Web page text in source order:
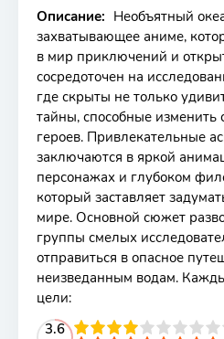
Описание: Необъятный
захватывающее аниме,
в мир приключений и
сосредоточен на
где скрыты не только
тайны, способные изменить
героев. Привлекательные
заключаются в яркой
персонажах и глубоком
который заставляет
мире. Основной сюжет
группы смелых
отправиться в опасное
неизведанным водам.
цели:
3.6
4 5 6 7 8 9 10